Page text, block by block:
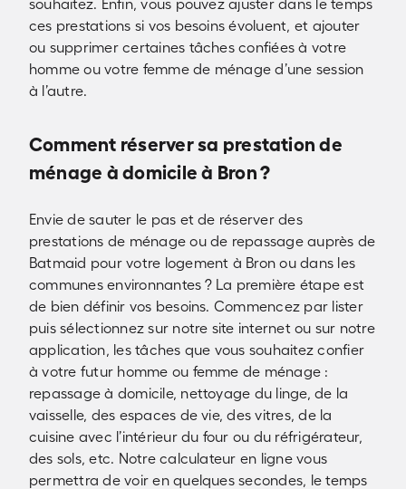
souhaitez. Enfin, vous pouvez ajuster dans le temps
ces prestations si vos besoins évoluent, et ajouter
ou supprimer certaines tâches confiées à votre
homme ou votre femme de ménage d’une session
à l’autre.
Comment réserver sa prestation de
ménage à domicile à Bron ?
Envie de sauter le pas et de réserver des
prestations de ménage ou de repassage auprès de
Batmaid pour votre logement à Bron ou dans les
communes environnantes ? La première étape est
de bien définir vos besoins. Commencez par lister
puis sélectionnez sur notre site internet ou sur notre
application, les tâches que vous souhaitez confier
à votre futur homme ou femme de ménage :
repassage à domicile, nettoyage du linge, de la
vaisselle, des espaces de vie, des vitres, de la
cuisine avec l’intérieur du four ou du réfrigérateur,
des sols, etc. Notre calculateur en ligne vous
permettra de voir en quelques secondes, le temps